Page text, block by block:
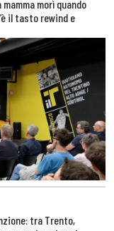
morì quando
il tasto rewind e
tra Trento,